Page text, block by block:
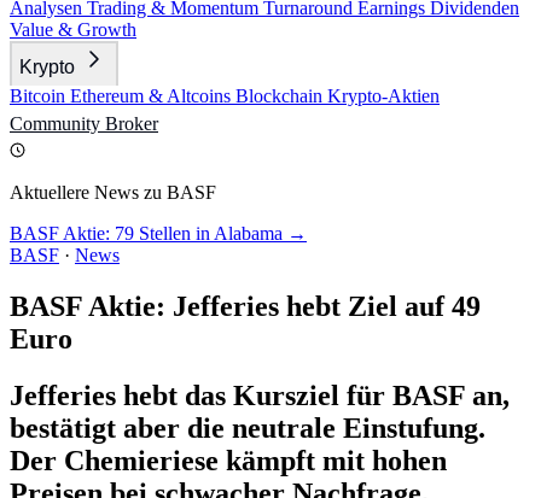
Analysen Trading & Momentum Turnaround Earnings Dividenden
Value & Growth
Krypto
Bitcoin Ethereum & Altcoins Blockchain Krypto-Aktien
Community Broker
Aktuellere News zu BASF
BASF Aktie: 79 Stellen in Alabama →
BASF · News
BASF Aktie: Jefferies hebt Ziel auf 49
Euro
Jefferies hebt das Kursziel für BASF an,
bestätigt aber die neutrale Einstufung.
Der Chemieriese kämpft mit hohen